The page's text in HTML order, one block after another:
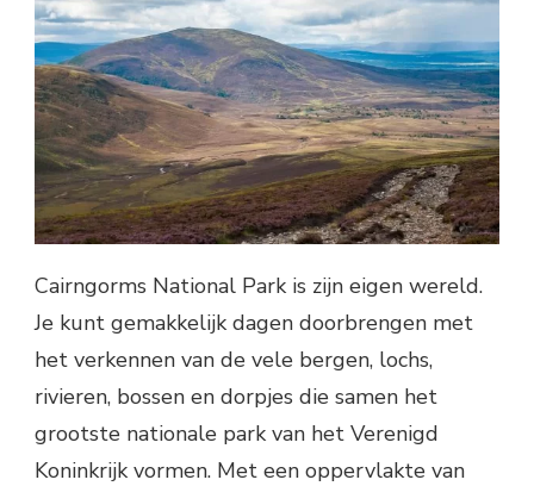
Cairngorms National Park is zijn eigen wereld.
Je kunt gemakkelijk dagen doorbrengen met
het verkennen van de vele bergen, lochs,
rivieren, bossen en dorpjes die samen het
grootste nationale park van het Verenigd
Koninkrijk vormen. Met een oppervlakte van